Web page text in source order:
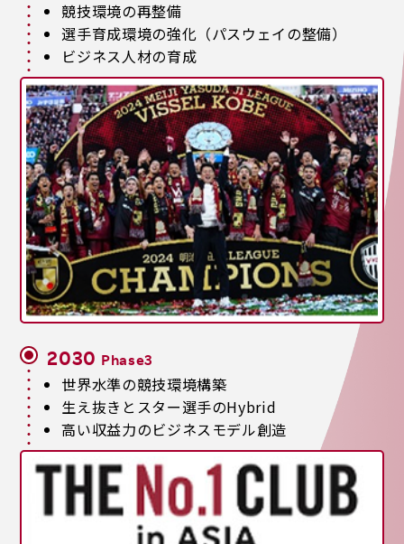
競技環境の再整備
選手育成環境の強化（パスウェイの整備）
ビジネス人材の育成
2030 Phase3
世界水準の競技環境構築
生え抜きとスター選手のHybrid
高い収益力のビジネスモデル創造